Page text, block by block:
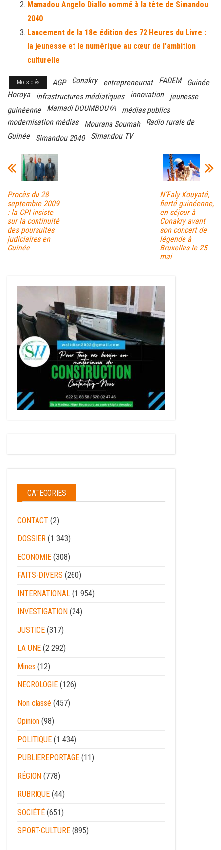
Mamadou Angelo Diallo nommé à la tête de Simandou
2040
Lancement de la 18e édition des 72 Heures du Livre :
la jeunesse et le numérique au cœur de l’ambition
culturelle
Mots-clés AGP Conakry entrepreneuriat FADEM
Guinée
Horoya
infrastructures médiatiques innovation
jeunesse
guinéenne
Mamadi DOUMBOUYA
médias publics
modernisation médias
Mourana Soumah
Radio rurale de
Guinée
Simandou 2040 Simandou TV
Procès du 28
septembre 2009
: la CPI insiste
sur la continuité
des poursuites
judiciaires en
Guinée
N’Faly Kouyaté,
fierté guinéenne,
en séjour à
Conakry avant
son concert de
légende à
Bruxelles le 25
mai
CATEGORIES
CONTACT (2)
DOSSIER (1 343)
ECONOMIE (308)
FAITS-DIVERS (260)
INTERNATIONAL (1 954)
INVESTIGATION (24)
JUSTICE (317)
LA UNE (2 292)
Mines (12)
NECROLOGIE (126)
Non classé (457)
Opinion (98)
POLITIQUE (1 434)
PUBLIEREPORTAGE (11)
RÉGION (778)
RUBRIQUE (44)
SOCIÉTÉ (651)
SPORT-CULTURE (895)